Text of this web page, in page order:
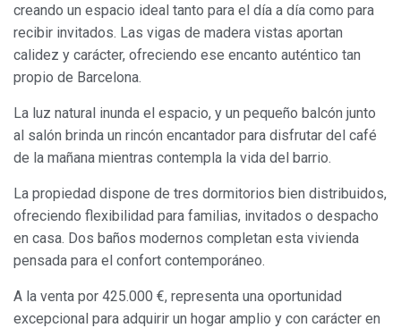
creando un espacio ideal tanto para el día a día como para
recibir invitados. Las vigas de madera vistas aportan
calidez y carácter, ofreciendo ese encanto auténtico tan
propio de Barcelona.
La luz natural inunda el espacio, y un pequeño balcón junto
al salón brinda un rincón encantador para disfrutar del café
de la mañana mientras contempla la vida del barrio.
La propiedad dispone de tres dormitorios bien distribuidos,
ofreciendo flexibilidad para familias, invitados o despacho
en casa. Dos baños modernos completan esta vivienda
pensada para el confort contemporáneo.
A la venta por 425.000 €, representa una oportunidad
excepcional para adquirir un hogar amplio y con carácter en